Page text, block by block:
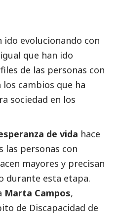
ido evolucionando con
que han ido
de las personas con
cambios que ha
sociedad en los
de vida hace
las personas con
mayores y precisan
durante esta etapa.
Marta Campos,
de Discapacidad de